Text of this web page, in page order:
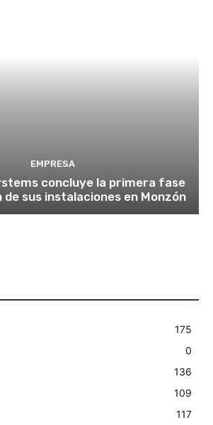
EMPRESA
concluye la primera fase
de sus instalaciones en Monzón
175
0
136
109
117